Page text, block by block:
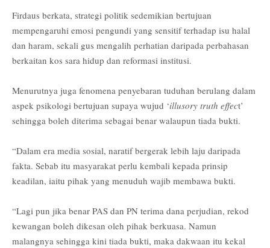
Firdaus berkata, strategi politik sedemikian bertujuan
mempengaruhi emosi pengundi yang sensitif terhadap isu halal
dan haram, sekali gus mengalih perhatian daripada perbahasan
berkaitan kos sara hidup dan reformasi institusi.
Menurutnya juga fenomena penyebaran tuduhan berulang dalam
aspek psikologi bertujuan supaya wujud ‘illusory truth effect’
sehingga boleh diterima sebagai benar walaupun tiada bukti.
“Dalam era media sosial, naratif bergerak lebih laju daripada
fakta. Sebab itu masyarakat perlu kembali kepada prinsip
keadilan, iaitu pihak yang menuduh wajib membawa bukti.
“Lagi pun jika benar PAS dan PN terima dana perjudian, rekod
kewangan boleh dikesan oleh pihak berkuasa. Namun
malangnya sehingga kini tiada bukti, maka dakwaan itu kekal